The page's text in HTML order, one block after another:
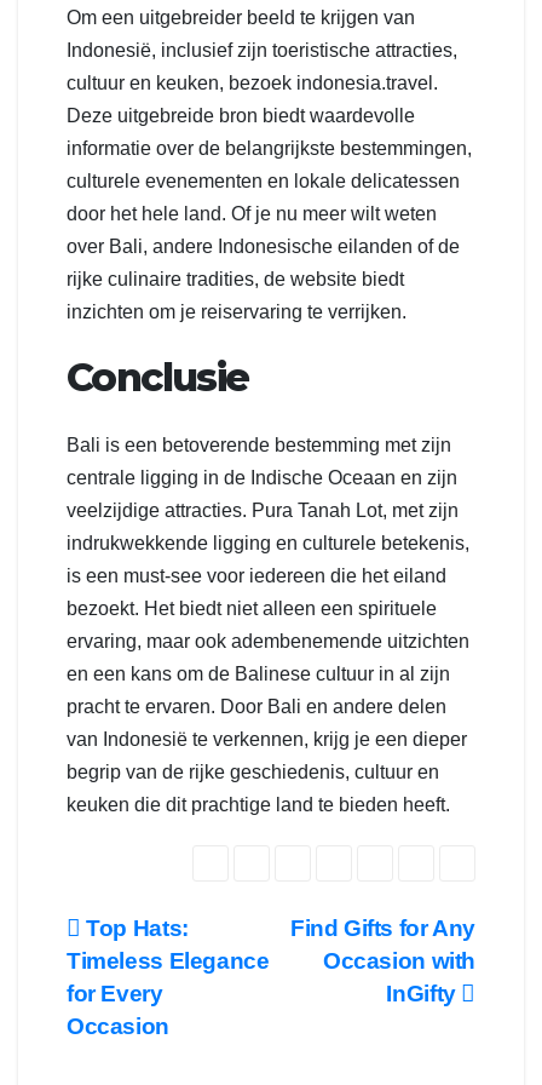
Om een uitgebreider beeld te krijgen van
Indonesië, inclusief zijn toeristische attracties,
cultuur en keuken, bezoek indonesia.travel.
Deze uitgebreide bron biedt waardevolle
informatie over de belangrijkste bestemmingen,
culturele evenementen en lokale delicatessen
door het hele land. Of je nu meer wilt weten
over Bali, andere Indonesische eilanden of de
rijke culinaire tradities, de website biedt
inzichten om je reiservaring te verrijken.
Conclusie
Bali is een betoverende bestemming met zijn
centrale ligging in de Indische Oceaan en zijn
veelzijdige attracties. Pura Tanah Lot, met zijn
indrukwekkende ligging en culturele betekenis,
is een must-see voor iedereen die het eiland
bezoekt. Het biedt niet alleen een spirituele
ervaring, maar ook adembenemende uitzichten
en een kans om de Balinese cultuur in al zijn
pracht te ervaren. Door Bali en andere delen
van Indonesië te verkennen, krijg je een dieper
begrip van de rijke geschiedenis, cultuur en
keuken die dit prachtige land te bieden heeft.
Post
navigation
Find Gifts for Any
Occasion with
InGifty
Top Hats:
Timeless Elegance
for Every
Occasion